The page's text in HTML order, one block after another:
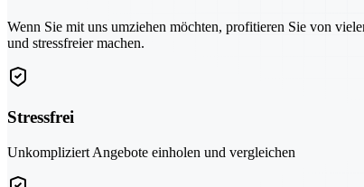
Wenn Sie mit uns umziehen möchten, profitieren Sie von
und stressfreier machen.
Stressfrei
Unkompliziert Angebote einholen und vergleichen